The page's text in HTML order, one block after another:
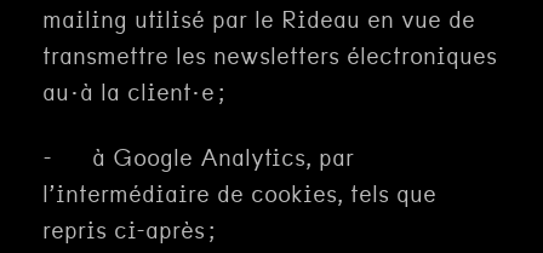
mailing utilisé par le Rideau en vue de
transmettre les newsletters électroniques
au·à la client·e ;
- à Google Analytics, par
l’intermédiaire de cookies, tels que
repris ci-après ;